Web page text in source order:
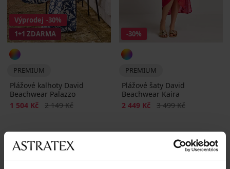
Výprodej -30%
1+1 ZDARMA
PREMIUM
Plážové kalhoty David
Beachwear Palazzo
Sleva
1 504 Kč Původní cena
2 149 Kč
-30%
PREMIUM
Plážové šaty David
Beachwear Kaira
Sleva
2 449 Kč Původní cena
3 499 Kč